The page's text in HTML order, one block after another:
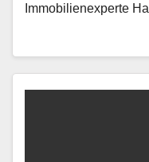
Immo­bilienex­perte